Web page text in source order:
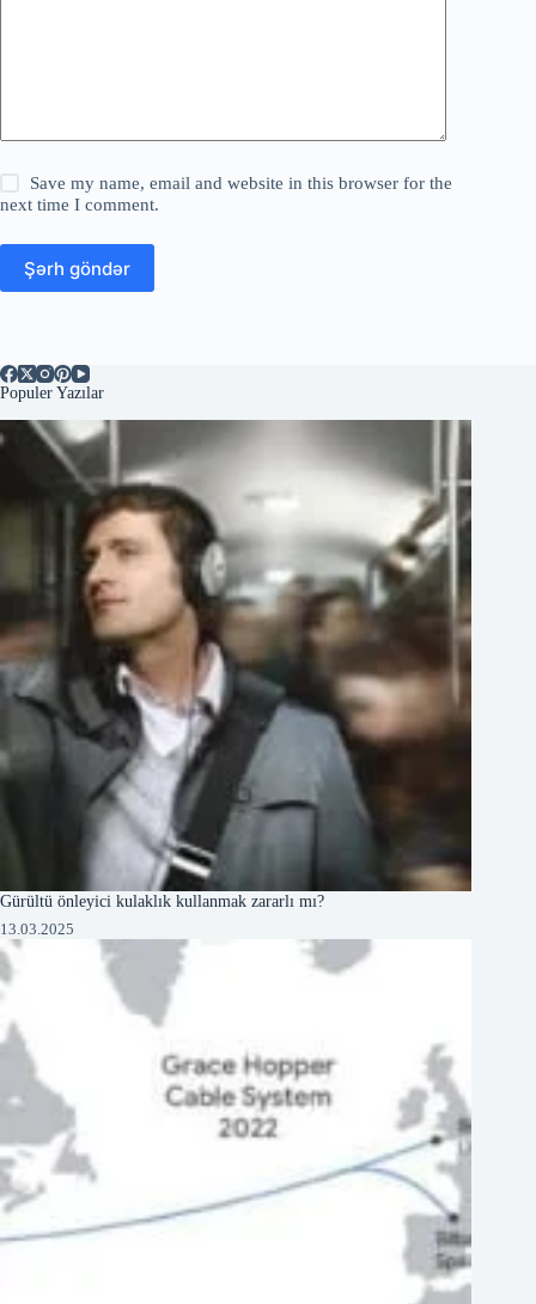
Save my name, email and website in this browser for the
next time I comment.
Şərh göndər
Populer Yazılar
Gürültü önleyici kulaklık kullanmak zararlı mı?
13.03.2025